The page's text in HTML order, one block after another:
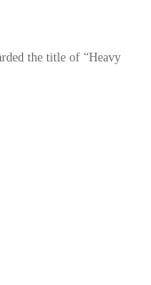
the title of “Heavy